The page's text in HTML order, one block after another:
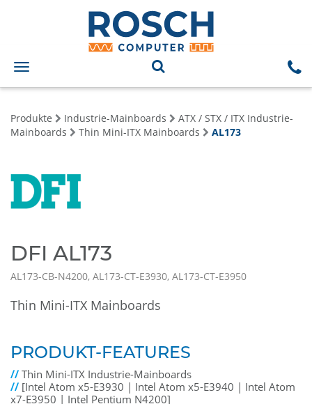
Toggle
navigation
Produkte Industrie-Mainboards
ATX / STX / ITX Industrie-
Mainboards
Thin Mini-ITX Mainboards AL173
DFI AL173
AL173-CB-N4200, AL173-CT-E3930, AL173-CT-E3950
Thin Mini-ITX Mainboards
PRODUKT-FEATURES
//Thin Mini-ITX Industrie-Mainboards
// [Intel Atom x5-E3930 | Intel Atom x5-E3940 | Intel Atom
x7-E3950 | Intel Pentium N4200]